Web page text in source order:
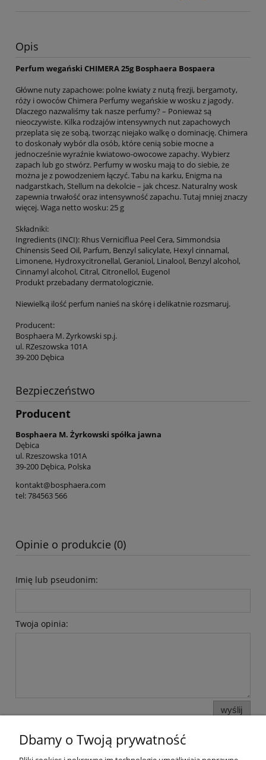
Opis
Perfum wegański CHIMERA 25g Bosphaera Bospaera
Główne nuty zapachowe: polne kwiaty z nutą frezji, bergamoty,
róży i owoców Chimera Perfumy wegańskie w wosku z jagody.
Dlaczego nazwaliśmy tak nasze perfumy? – Ponieważ są
nieoczywiste. Kilka rodzajów intensywnych nut zapachowych
przeplata się ze sobą, tworząc niejako walkę o dominację. Chimera
to doskonały wybór dla osób, które cenią sobie mocne a
jednocześnie wyraźnie kwiatowo-owocowe zapachy. Wybierz
zapach lub go stwórz. Perfumy w wosku mają to do siebie, że
można je z powodzeniem łączyć. Tabu na karku, Enigma na
nadgarstkach, Stellum na dekolcie – jak chcesz. Naturalny wosk
zapewnia trwałość oraz intensywność zapachu. Tutaj mniej znaczy
więcej. Waga netto wosku: 25 g
Składniki:
Ingredients (INCI): Rhus Verniciflua Peel Cera, Simmondsia
Chinensis Seed Oil, Parfum, Benzyl salicylate, Hexyl cinnamal,
Limonene, Hydroxycitronellal, Geraniol, Linalool, Benzyl alcohol,
Cinnamyl alcohol, Citral, Citronellol, Eugenol
Produkt przebadany dermatologicznie.
Niewielką ilość perfum nanieś na skórę i delikatnie rozsmaruj.
Producent:
Bosphaera M. Żyrkowski sp.j.
ul. RZeszowska 101A
39-200 Dębica
Bezpieczeństwo
Producent
Bosphaera M. Żyrkowski spółka jawna
Dębica
ul. Rzeszowska 101A
39-200 Dębica, Polska
kontakt@bosphaera.com
tel: 784563 566
Opinie o produkcie (0)
Imię lub pseudonim:
Twoja opinia:
wyślij
Dbamy o Twoją prywatność